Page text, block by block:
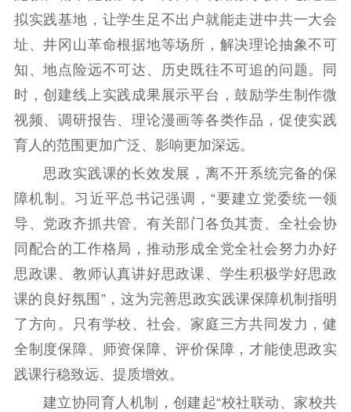
公共服务
新时代公民素养
提升资源库
新闻出版
政务服务
作品著作权
登记服务
科研创新
服务管理平台
智库服务
管理平台
文艺创作
服务管理
文化产业
数字出版
电影
服务
理论宣讲
共建共享平台
政工继续教育学
习平台
责任编辑注册
业务申报系统
拟实践基地，让学生足不出户就能走进中共一大会
址、井冈山革命根据地等场所，解决理论抽象不可
知、地点险远不可达、历史既往不可追的问题。同
时，创建线上实践成果展示平台，鼓励学生制作微
视频、调研报告、理论漫画等各类作品，促使实践
育人的范围更加广泛、影响更加深远。
思政实践课的长效发展，离不开系统完备的保
障机制。习近平总书记强调，“要建立党委统一领
导、党政齐抓共管、有关部门各负其责、全社会协
同配合的工作格局，推动形成全党全社会努力办好
思政课、教师认真讲好思政课、学生积极学好思政
课的良好氛围”，这为完善思政实践课保障机制指明
了方向。只有学校、社会、家庭三方共同发力，健
全制度保障、师资保障、评价保障，才能使思政实
践课行稳致远、提质增效。
建立协同育人机制，创建起“校社联动、家校共